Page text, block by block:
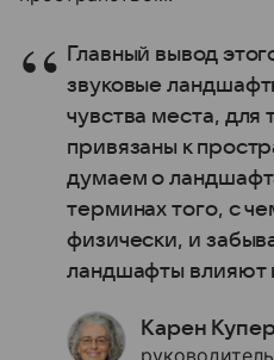
Главный вывод
звуковые
чувства места, для
привязаны к
думаем о
терминах того, с
физически, и
ландшафты влияют
Карен